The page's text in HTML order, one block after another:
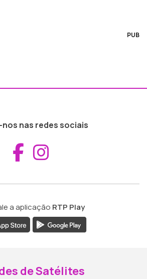
PUB
nas redes sociais
Aceder ao
a aplicação RTP Play
de Satélites